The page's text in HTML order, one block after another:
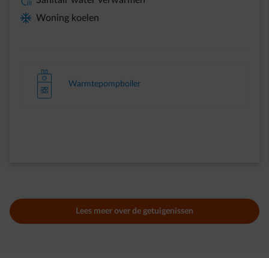
element-home-cooling Woning koelen
element-heatpumpboiler Warmtepompboiler
Lees meer over de getuigenissen